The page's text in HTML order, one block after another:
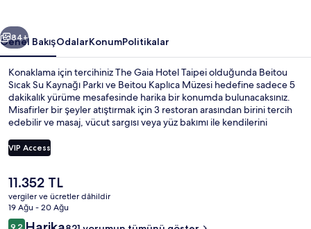
Sonraki
84+
Genel BakışOdalarKonumPolitikalar
Konaklama için tercihiniz The Gaia Hotel Taipei olduğunda Beitou
Sıcak Su Kaynağı Parkı ve Beitou Kaplıca Müzesi hedefine sadece 5
dakikalık yürüme mesafesinde harika bir konumda bulunacaksınız.
Misafirler bir şeyler atıştırmak için 3 restoran arasından birini tercih
edebilir ve masaj, vücut sargısı veya yüz bakımı ile kendilerini
spor salonu ve jakuziler, bu lüks otel dahilindeki öne çıkan diğer
özelliklerdir. Yardıma hazır personel ve konaklama yerinin genel
Xinbeitou İstasyonu 7 dakikalık ve Beitou İstasyonu 14 dakikalık
yürüme mesafesinde bulunur.
VIP Access
Şu
anki
fiyat
11.352 TL
11.352 TL
vergiler ve ücretler dâhildir
19 Ağu - 20 Ağu
Yorumlar
9,2